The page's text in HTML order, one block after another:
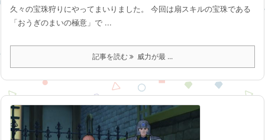
久々の宝珠狩りにやってまいりました。 今回は扇スキルの宝珠である
「おうぎのまいの極意」で ...
記事を読む 威力が最 ...